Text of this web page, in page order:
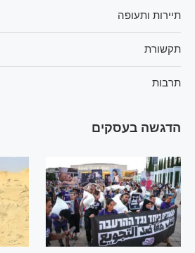
תיירות ותעופה
תקשורת
תרבות
הדגשה בעסקים